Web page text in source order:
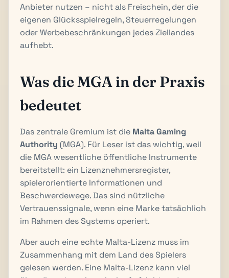
Anbieter nutzen – nicht als Freischein, der die
eigenen Glücksspielregeln, Steuerregelungen
oder Werbebeschränkungen jedes Ziellandes
aufhebt.
Was die MGA in der Praxis
bedeutet
Das zentrale Gremium ist die Malta Gaming
Authority (MGA). Für Leser ist das wichtig, weil
die MGA wesentliche öffentliche Instrumente
bereitstellt: ein Lizenznehmersregister,
spielerorientierte Informationen und
Beschwerdewege. Das sind nützliche
Vertrauenssignale, wenn eine Marke tatsächlich
im Rahmen des Systems operiert.
Aber auch eine echte Malta-Lizenz muss im
Zusammenhang mit dem Land des Spielers
gelesen werden. Eine Malta-Lizenz kann viel